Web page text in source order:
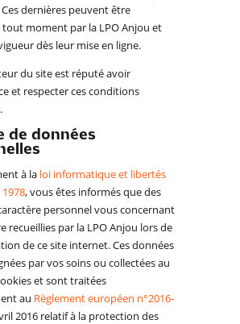
Ces dernières peuvent être
tout moment par la LPO Anjou et
dès leur mise en ligne.
du site est réputé avoir
et respecter ces conditions
de données
à la loi informatique et libertés
, vous êtes informés que des
personnel vous concernant
recueillies par la LPO Anjou lors de
de ce site internet. Ces données
par vos soins ou collectées au
et sont traitées
au Règlement européen n°2016-
2016 relatif à la protection des